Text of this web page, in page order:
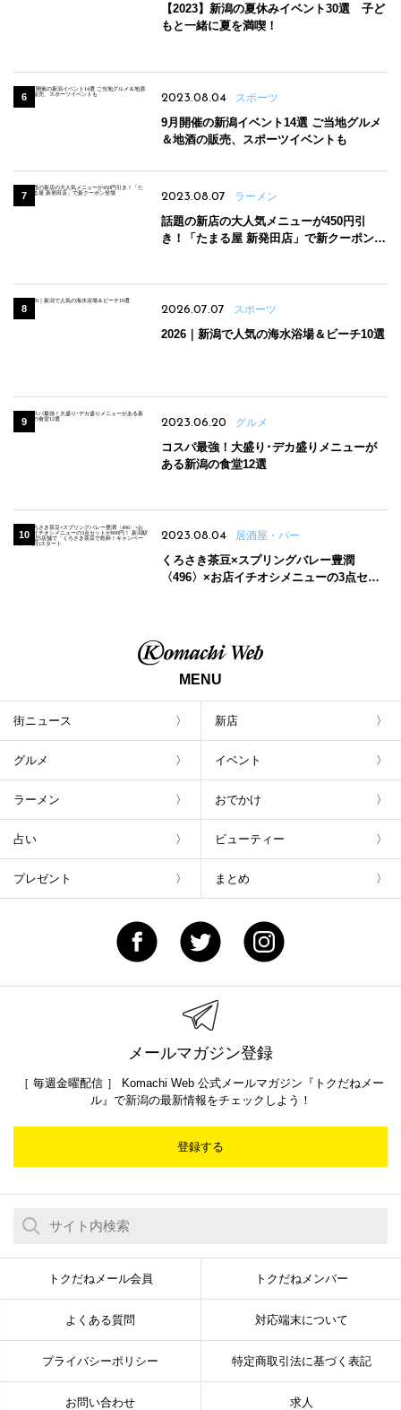
【2023】新潟の夏休みイベント30選 子ど
もと一緒に夏を満喫！
2023.08.04 スポーツ
9月開催の新潟イベント14選 ご当地グルメ
＆地酒の販売、スポーツイベントも
2023.08.07 ラーメン
話題の新店の大人気メニューが450円引
き！「たまる屋 新発田店」で新クーポン登
2026.07.07 スポーツ
2026｜新潟で人気の海水浴場＆ビーチ10選
2023.06.20 グルメ
コスパ最強！大盛り･デカ盛りメニューが
ある新潟の食堂12選
2023.08.04 居酒屋・バー
くろさき茶豆×スプリングバレー豊潤
〈496〉×お店イチオシメニューの3点セッ
MENU
街ニュース 新店
グルメ イベント
ラーメン おでかけ
占い ビューティー
プレゼント まとめ
メールマガジン登録
［ 毎週金曜配信 ］ Komachi Web 公式メールマガジン『トクだねメー
ル』で新潟の最新情報をチェックしよう！
登録する
トクだねメール会員 トクだねメンバー
よくある質問 対応端末について
プライバシーポリシー 特定商取引法に基づく表記
お問い合わせ 求人